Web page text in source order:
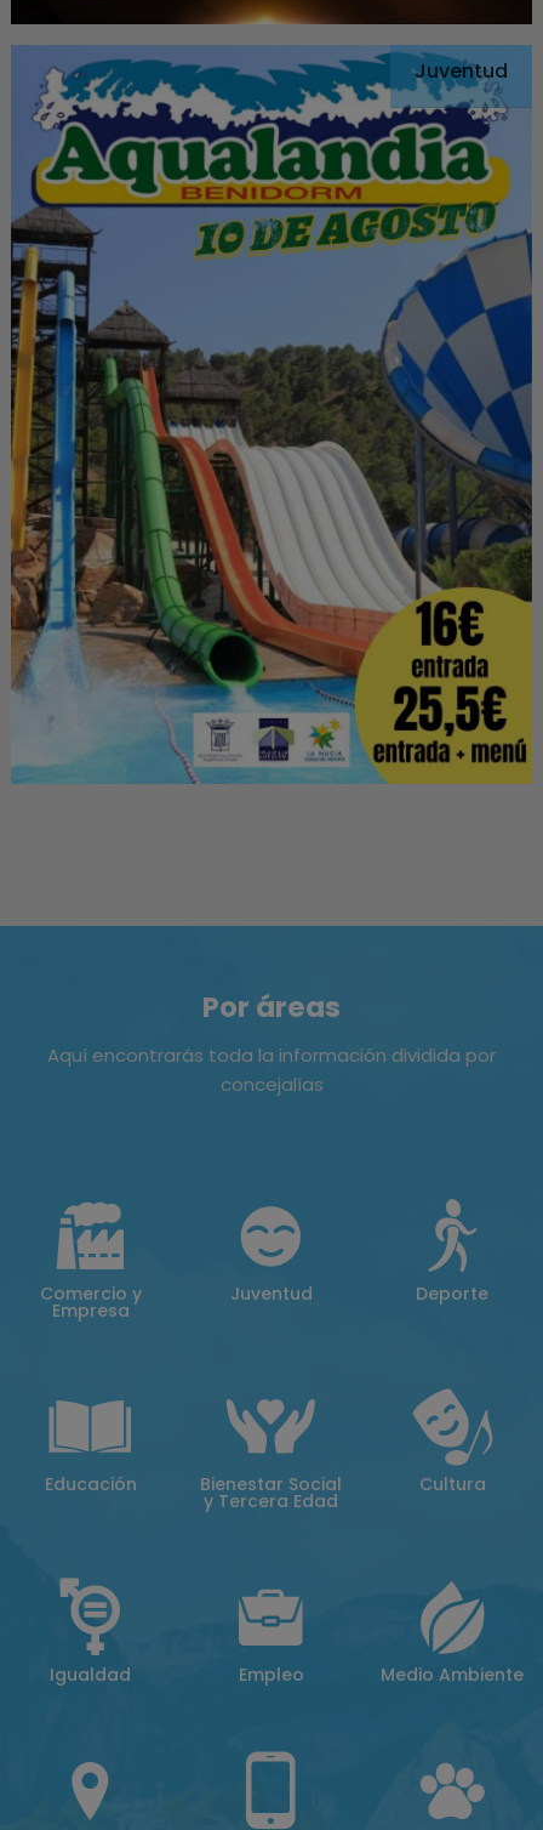
Juventud
Por áreas
Aquí encontrarás toda la información dividida por
concejalías
Comercio y
Empresa
Juventud Deporte
Educación Bienestar Social
y Tercera Edad
Cultura
Igualdad Empleo Medio Ambiente